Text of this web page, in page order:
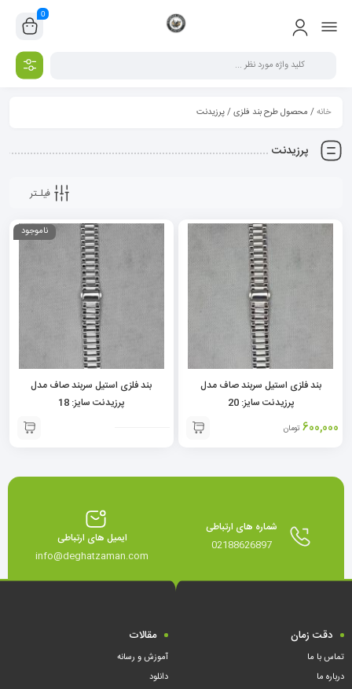
0
خانه/ محصول طرح بند فلزی / پرزیدنت
پرزیدنت
فیلـتر
بند فلزی استیل سربند صاف مدل
پرزیدنت سایز: 20
600,000 تومان
ناموجود
بند فلزی استیل سربند صاف مدل
پرزیدنت سایز: 18
شماره های ارتباطی
02188626897
ایمیل های ارتباطی
info@deghatzaman.com
دقت زمان
تماس با ما
درباره ما
مقالات
آموزش و رسانه
دانلود